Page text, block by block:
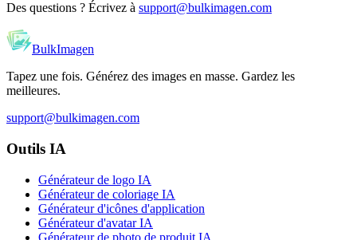
Des questions ? Écrivez à support@bulkimagen.com
BulkImagen
Tapez une fois. Générez des images en masse. Gardez les
meilleures.
support@bulkimagen.com
Outils IA
Générateur de logo IA
Générateur de coloriage IA
Générateur d'icônes d'application
Générateur d'avatar IA
Générateur de photo de produit IA